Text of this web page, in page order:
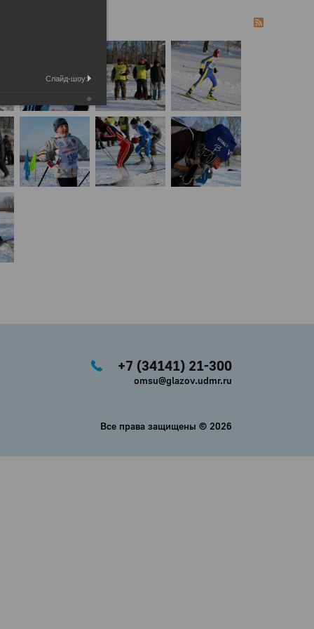
+7 (34141) 21-300
omsu@glazov.udmr.ru
Все права защищены © 2026
Слайд-шоу: